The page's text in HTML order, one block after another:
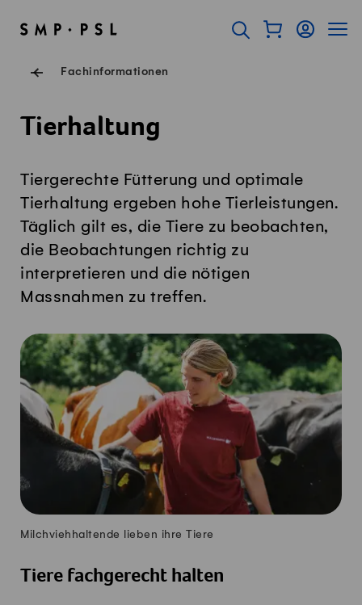
Suche öffnen
Warenkorb als
Login
Fachinformationen
Tierhaltung
Tiergerechte Fütterung und optimale
Tierhaltung ergeben hohe Tierleistungen.
Täglich gilt es, die Tiere zu beobachten,
die Beobachtungen richtig zu
interpretieren und die nötigen
Massnahmen zu treffen.
Milchviehhaltende lieben ihre Tiere
Tiere fachgerecht halten